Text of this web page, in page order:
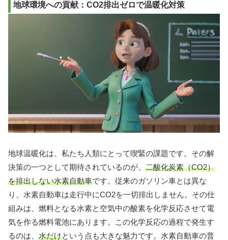
地球環境への貢献：CO2排出ゼロで温暖化対策
地球温暖化は、私たち人類にとって喫緊の課題です。その解
決策の一つとして期待されているのが、 二酸化炭素（CO2）
を排出しない水素自動車です。従来のガソリン車とは異な
り、水素自動車は走行中にCO2を一切排出しません。その仕
組みは、燃料となる水素と空気中の酸素を化学反応させて電
気を作る燃料電池にあります。この化学反応の過程で発生す
るのは、 水だけという点も大きな魅力です。水素自動車の普